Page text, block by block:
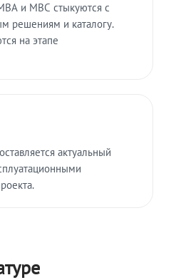
и МВС стыкуются с
решениям и каталогу.
на этапе
актуальный